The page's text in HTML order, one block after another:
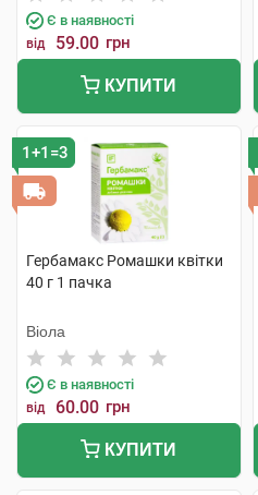
Є в наявності
від 59.00 грн
КУПИТИ
1+1=3
Гербамакс Ромашки квітки
40 г 1 пачка
Віола
Є в наявності
від 60.00 грн
КУПИТИ